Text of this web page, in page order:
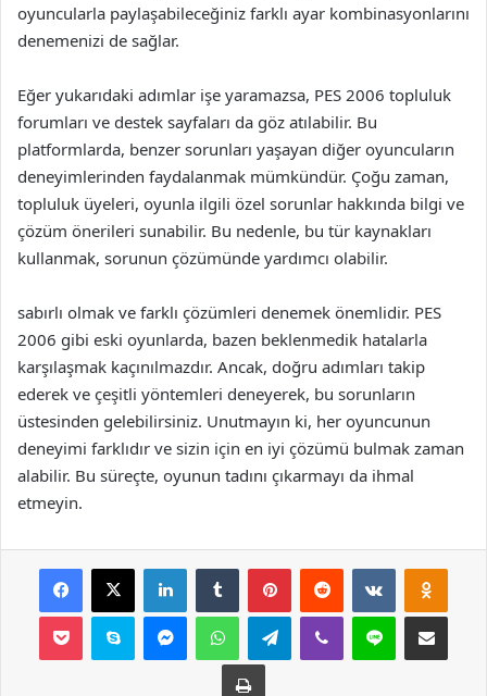
oyuncularla paylaşabileceğiniz farklı ayar kombinasyonlarını
denemenizi de sağlar.
Eğer yukarıdaki adımlar işe yaramazsa, PES 2006 topluluk
forumları ve destek sayfaları da göz atılabilir. Bu
platformlarda, benzer sorunları yaşayan diğer oyuncuların
deneyimlerinden faydalanmak mümkündür. Çoğu zaman,
topluluk üyeleri, oyunla ilgili özel sorunlar hakkında bilgi ve
çözüm önerileri sunabilir. Bu nedenle, bu tür kaynakları
kullanmak, sorunun çözümünde yardımcı olabilir.
sabırlı olmak ve farklı çözümleri denemek önemlidir. PES
2006 gibi eski oyunlarda, bazen beklenmedik hatalarla
karşılaşmak kaçınılmazdır. Ancak, doğru adımları takip
ederek ve çeşitli yöntemleri deneyerek, bu sorunların
üstesinden gelebilirsiniz. Unutmayın ki, her oyuncunun
deneyimi farklıdır ve sizin için en iyi çözümü bulmak zaman
alabilir. Bu süreçte, oyunun tadını çıkarmayı da ihmal
etmeyin.
Facebook
X LinkedInTumblr PinterestReddit VKontakte
Pocket Skype MessengerWhatsAppTelegramViber Line E-Posta ile
Yazdır